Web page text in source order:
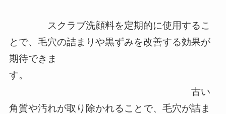
スクラブ洗顔料を定期的に使用するこ
とで、毛穴の詰まりや黒ずみを改善する効果が
期待できま
す。
古い
角質や汚れが取り除かれることで、毛穴が詰ま